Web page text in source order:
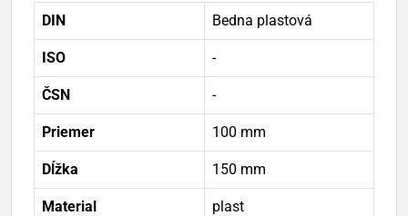
DIN Bedna plastová
ISO -
ČSN -
Priemer 100 mm
Dĺžka 150 mm
Material plast